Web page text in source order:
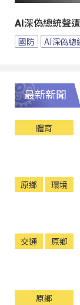
AI深偽總統聲
國防 AI深偽總
最新新聞
體育
原鄉 環境
交通 原鄉
原鄉